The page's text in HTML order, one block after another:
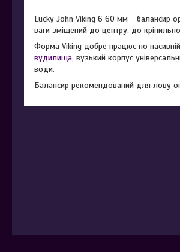
Lucky John Viking 6 60 мм - балансир
ваги зміщений до центру, до
Форма Viking добре працює по
вудилища, вузький корпус
води.
Балансир рекомендований для лову